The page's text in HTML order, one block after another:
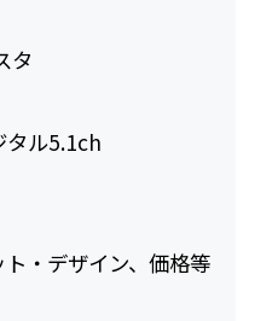
タ
タル5.1ch
・デザイン、価格等